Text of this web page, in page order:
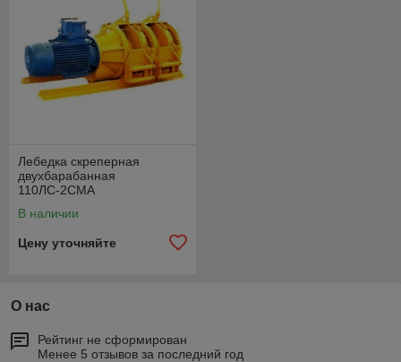
Лебедка скреперная
двухбарабанная
110ЛС-2СМА
В наличии
Цену уточняйте
О нас
Рейтинг не сформирован
Менее 5 отзывов за последний год